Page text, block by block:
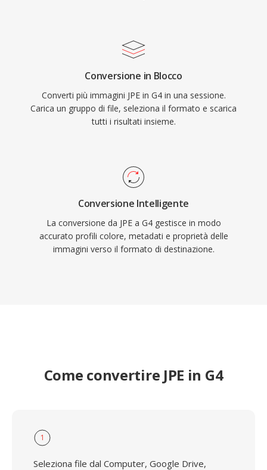
Conversione in Blocco
Converti più immagini JPE in G4 in una sessione.
Carica un gruppo di file, seleziona il formato e scarica
tutti i risultati insieme.
Conversione Intelligente
La conversione da JPE a G4 gestisce in modo
accurato profili colore, metadati e proprietà delle
immagini verso il formato di destinazione.
Come convertire JPE in G4
1
Seleziona file dal Computer, Google Drive,